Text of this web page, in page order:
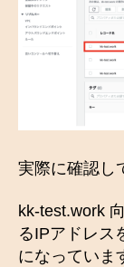
実際に確認し
kk-test.work
るIPアドレス
になっていま